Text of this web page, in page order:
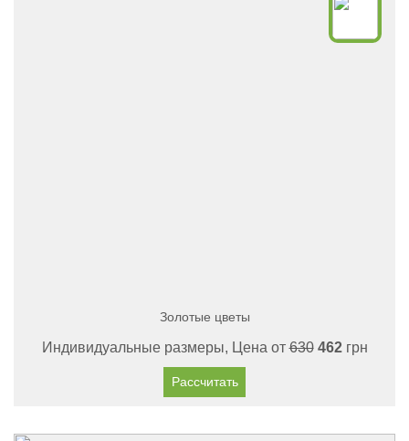
Золотые цветы
Индивидуальные размеры, Цена от630 462грн
Рассчитать